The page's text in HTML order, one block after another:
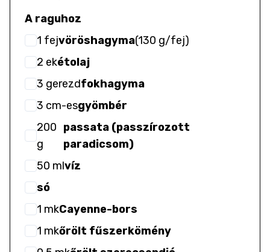
A raguhoz
1 fejvöröshagyma(130 g/fej)
2 ekétolaj
3 gerezdfokhagyma
3 cm-esgyömbér
200
g
passata (passzírozott
paradicsom)
50 mlvíz
só
1 mkCayenne-bors
1 mkőrölt fűszerkömény